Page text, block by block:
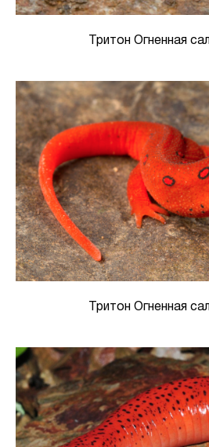
Тритон Огненная
Тритон Огненная